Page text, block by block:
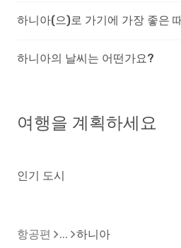
하니아(으)로 가기에 가장 좋은
하니아의 날씨는 어떤가요?
여행을 계획하세요
인기 도시
항공편 하니아